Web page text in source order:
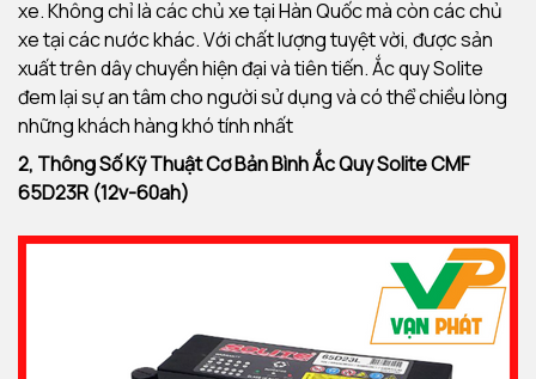
xe. Không chỉ là các chủ xe tại Hàn Quốc mà còn các chủ
xe tại các nước khác. Với chất lượng tuyệt vời, được sản
xuất trên dây chuyền hiện đại và tiên tiến. Ắc quy Solite
đem lại sự an tâm cho người sử dụng và có thể chiều lòng
những khách hàng khó tính nhất
2, Thông Số Kỹ Thuật Cơ Bản Bình Ắc QuySolite CMF
65D23R (12v-60ah)